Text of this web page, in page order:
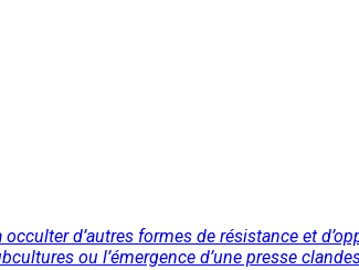
d’autres formes de résistance et
ou l’émergence d’une presse